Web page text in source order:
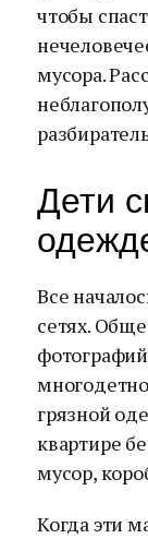
чтобы
мусора.
Дети
Все
сетях.
грязной
квартире
мусор,
Когда эти